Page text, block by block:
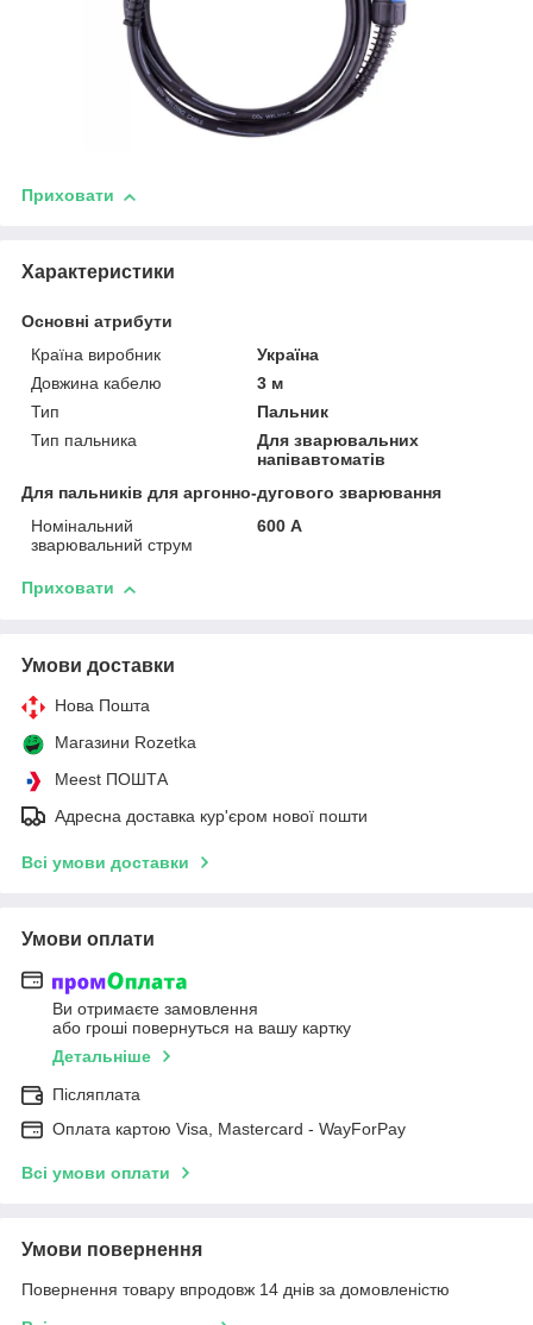
Приховати
Характеристики
Основні атрибути
Країна виробник
Україна
Довжина кабелю
3 м
Тип
Пальник
Тип пальника
Для зварювальних
напівавтоматів
Для пальників для аргонно-дугового зварювання
Номінальний
зварювальний струм
600 А
Приховати
Умови доставки
Нова Пошта
Магазини Rozetka
Meest ПОШТА
Адресна доставка кур'єром нової пошти
Всі умови доставки
Умови оплати
Ви отримаєте замовлення
або гроші повернуться на вашу картку
Детальніше
Післяплата
Оплата картою Visa, Mastercard - WayForPay
Всі умови оплати
Умови повернення
Повернення товару впродовж 14 днів за домовленістю